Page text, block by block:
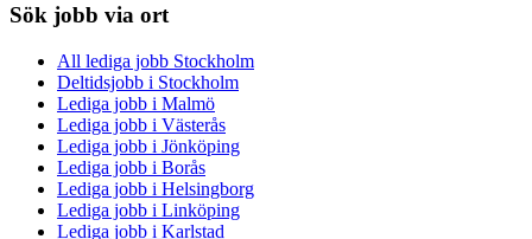
Sök jobb via ort
All lediga jobb Stockholm
Deltidsjobb i Stockholm
Lediga jobb i Malmö
Lediga jobb i Västerås
Lediga jobb i Jönköping
Lediga jobb i Borås
Lediga jobb i Helsingborg
Lediga jobb i Linköping
Lediga jobb i Karlstad